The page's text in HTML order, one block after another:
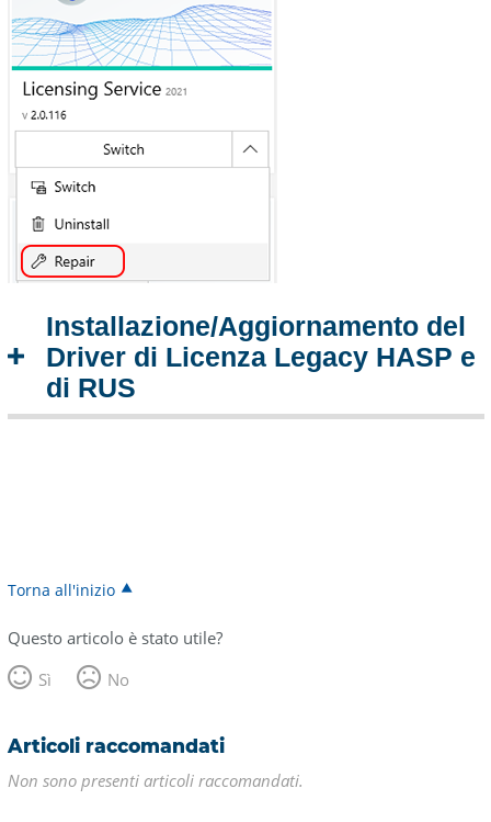
Installazione/Aggiornamento del
Driver di Licenza Legacy HASP e
di RUS
Torna all'inizio
Questo articolo è stato utile?
Sì
No
Articoli raccomandati
Non sono presenti articoli raccomandati.